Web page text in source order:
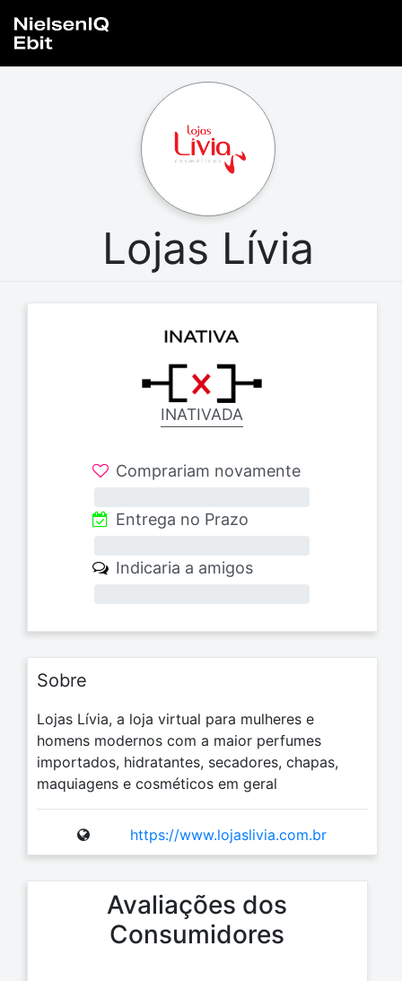
Lojas Lívia
INATIVADA
Comprariam novamente
Entrega no Prazo
Indicaria a amigos
Avaliações dos
Consumidores
Sobre
Lojas Lívia, a loja virtual para mulheres e
homens modernos com a maior perfumes
importados, hidratantes, secadores, chapas,
maquiagens e cosméticos em geral
https://www.lojaslivia.com.br